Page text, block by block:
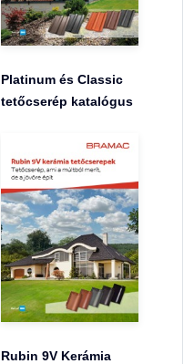
Platinum és Classic
tetőcserép katalógus
Rubin 9V Kerámia